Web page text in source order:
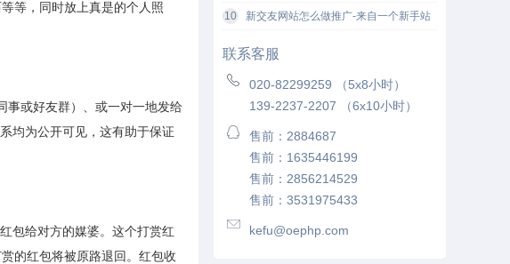
等，同时放上真是的个人照
事或好友群）、或一对一地发给
均为公开可见，这有助于保证
包给对方的媒婆。这个打赏红
的红包将被原路退回。红包收
婚恋企业注入新的活力！
10 新交友网站怎么做推广-来自一个新手站
联系客服
020-82299259 （5x8小时）
139-2237-2207 （6x10小时）
售前：2884687
售前：1635446199
售前：2856214529
售前：3531975433
kefu@oephp.com